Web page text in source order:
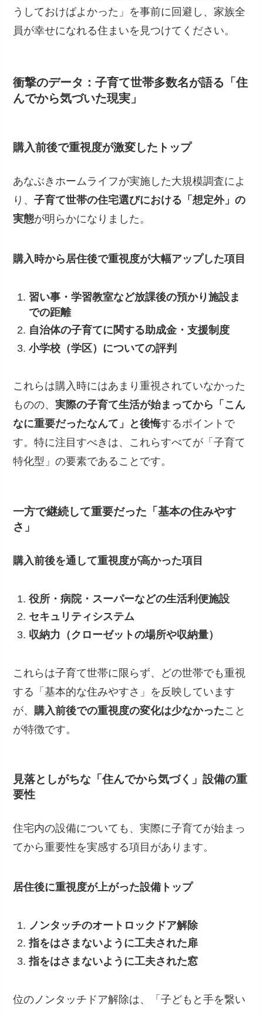
うしておけばよかった」を事前に回避し、家族全
員が幸せになれる住まいを見つけてください。
衝撃のデータ：子育て世帯多数名が語る「住
んでから気づいた現実」
購入前後で重視度が激変したトップ
あなぶきホームライフが実施した大規模調査によ
り、子育て世帯の住宅選びにおける「想定外」の
実態が明らかになりました。
購入時から居住後で重視度が大幅アップした項目
習い事・学習教室など放課後の預かり施設ま
での距離
自治体の子育てに関する助成金・支援制度
小学校（学区）についての評判
これらは購入時にはあまり重視されていなかった
ものの、実際の子育て生活が始まってから「こん
なに重要だったなんて」と後悔するポイントで
す。特に注目すべきは、これらすべてが「子育て
特化型」の要素であることです。
一方で継続して重要だった「基本の住みやす
さ」
購入前後を通して重視度が高かった項目
役所・病院・スーパーなどの生活利便施設
セキュリティシステム
収納力（クローゼットの場所や収納量）
これらは子育て世帯に限らず、どの世帯でも重視
する「基本的な住みやすさ」を反映しています
が、 購入前後での重視度の変化は少なかったこと
が特徴です。
見落としがちな「住んでから気づく」設備の重
要性
住宅内の設備についても、実際に子育てが始まっ
てから重要性を実感する項目があります。
居住後に重視度が上がった設備トップ
ノンタッチのオートロックドア解除
指をはさまないように工夫された扉
指をはさまないように工夫された窓
位のノンタッチドア解除は、「子どもと手を繋い